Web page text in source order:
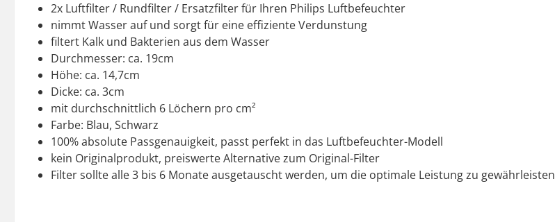
2x Luftfilter / Rundfilter / Ersatzfilter für Ihren Philips Luftbefeuchter
nimmt Wasser auf und sorgt für eine effiziente Verdunstung
filtert Kalk und Bakterien aus dem Wasser
Durchmesser: ca. 19cm
Höhe: ca. 14,7cm
Dicke: ca. 3cm
mit durchschnittlich 6 Löchern pro cm²
Farbe: Blau, Schwarz
100% absolute Passgenauigkeit, passt perfekt in das Luftbefeuchter-Modell
kein Originalprodukt, preiswerte Alternative zum Original-Filter
Filter sollte alle 3 bis 6 Monate ausgetauscht werden, um die optimale Leistung zu gewährleisten